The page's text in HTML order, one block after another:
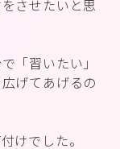
させたいと思
「習いたい」
げてあげるの
けでした。